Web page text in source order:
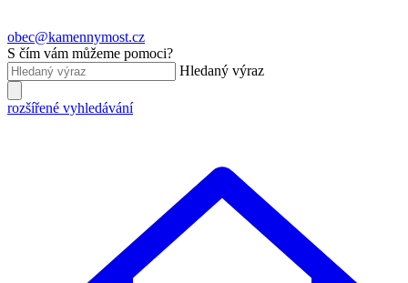
obec@kamennymost.cz
S čím vám můžeme pomoci?
Hledaný výraz
rozšířené vyhledávání